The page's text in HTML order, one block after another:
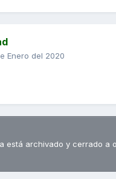
Enero del 2020
está archivado y cerrado a